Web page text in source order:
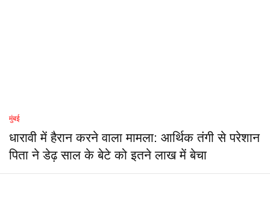
मुंबई
धारावी में हैरान करने वाला मामला: आर्थिक तंगी से परेशान
पिता ने डेढ़ साल के बेटे को इतने लाख में बेचा